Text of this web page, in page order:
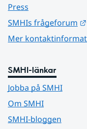
Press
SMHIs frågeforum
Mer
SMHI-länkar
Jobba på SMHI
Om SMHI
SMHI-bloggen